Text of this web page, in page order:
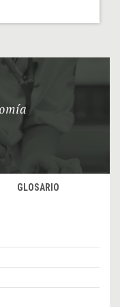
GLOSARIO